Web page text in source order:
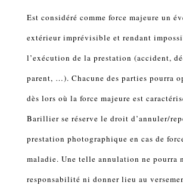
Est considéré comme force majeure un
extérieur imprévisible et rendant
l’exécution de la prestation (accident,
parent, …). Chacune des parties pourra
dès lors où la force majeure est
Barillier se réserve le droit d’annuler/
prestation photographique en cas de
maladie. Une telle annulation ne pourra
responsabilité ni donner lieu au